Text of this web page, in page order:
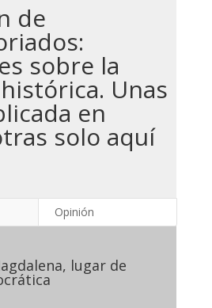
de
sobre la
Unas
en
solo aquí
Opinión
lugar de